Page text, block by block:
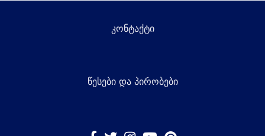
კონტაქტი
წესები და პირობები